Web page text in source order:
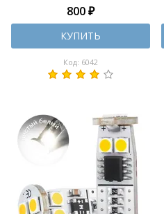
800 ₽
КУПИТЬ
Код: 6042